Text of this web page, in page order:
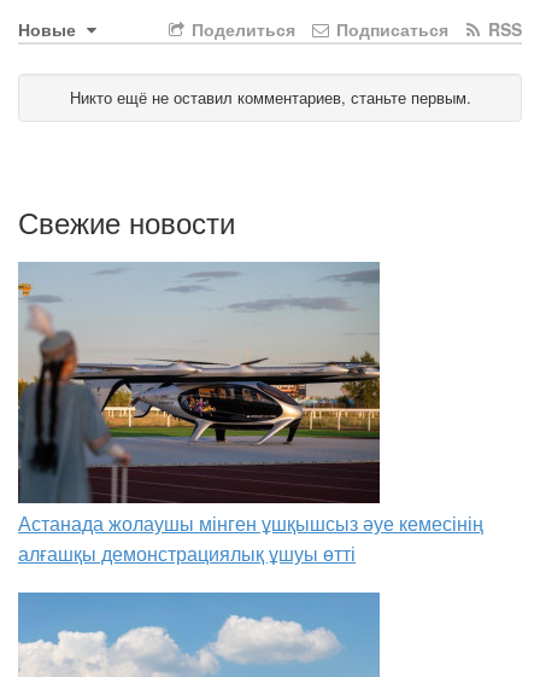
Новые RSS
Подписаться
Поделиться
Никто ещё не оставил комментариев, станьте первым.
Свежие новости
Астанада жолаушы мінген ұшқышсыз әуе кемесінің
алғашқы демонстрациялық ұшуы өтті